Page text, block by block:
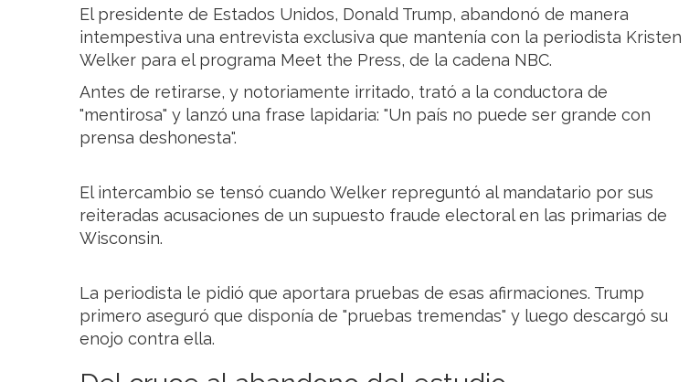
El presidente de Estados Unidos, Donald Trump, abandonó de manera
intempestiva una entrevista exclusiva que mantenía con la periodista Kristen
Welker para el programa Meet the Press, de la cadena NBC.
Antes de retirarse, y notoriamente irritado, trató a la conductora de
"mentirosa" y lanzó una frase lapidaria: "Un país no puede ser grande con
prensa deshonesta".
El intercambio se tensó cuando Welker repreguntó al mandatario por sus
reiteradas acusaciones de un supuesto fraude electoral en las primarias de
Wisconsin.
La periodista le pidió que aportara pruebas de esas afirmaciones. Trump
primero aseguró que disponía de "pruebas tremendas" y luego descargó su
enojo contra ella.